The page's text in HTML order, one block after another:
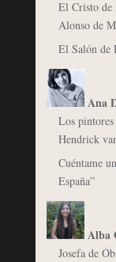
El Cristo de
Alonso de
El Salón de
Ana
Los
Hendrick
Cuéntame
España”
Alba
Josefa de